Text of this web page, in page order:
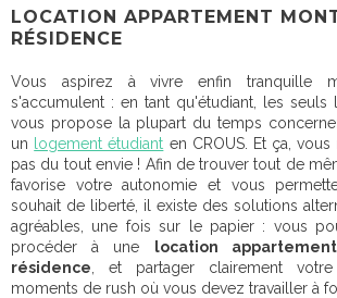
LOCATION APPARTEMENT
RÉSIDENCE
Vous aspirez à vivre enfin tranquille
s'accumulent : en tant qu'étudiant, les
vous propose la plupart du temps
un
logement étudiant en CROUS. Et ça,
pas du tout envie ! Afin de trouver tout de
favorise votre autonomie et vous
souhait de liberté, il existe des solutions
agréables, une fois sur le papier : vous
procéder à une
location
résidence , et partager clairement
moments de rush où vous devez travailler à